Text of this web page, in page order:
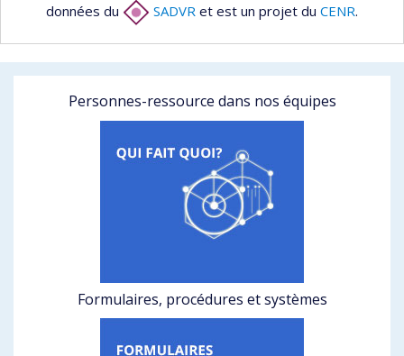
données du
SADVR et est un projet du CENR.
Personnes-ressource dans nos équipes
Formulaires, procédures et systèmes